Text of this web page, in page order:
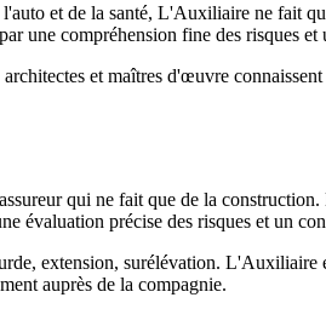
et de la santé, L'Auxiliaire ne fait
une compréhension fine des risques
et maîtres d'œuvre
qui ne fait que de la
évaluation précise des risques et un
extension, surélévation.
auprès de la compagnie.